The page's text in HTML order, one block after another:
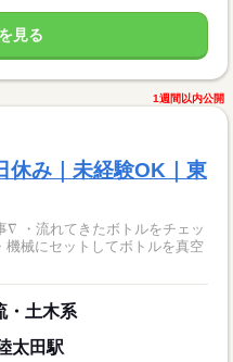
見る
1週間以内公開
休み｜未経験OK｜東
・流れてきたボトルをチェッ
械にセットしてボトルを真空
・土木系
太田駅